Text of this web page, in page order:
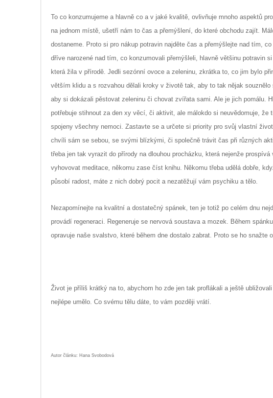
To co konzumujeme a hlavně co a v jaké kvalitě, ovlivňuje mnoho aspektů
na jednom místě, ušetří nám to čas a přemýšlení, do které obchodu zajít.
dostaneme. Proto si pro nákup potravin najděte čas a přemýšlejte nad tím,
dříve narozené nad tím, co konzumovali přemýšleli, hlavně většinu potravin
která žila v přírodě. Jedli sezónní ovoce a zeleninu, zkrátka to, co jim bylo
větším klidu a s rozvahou dělali kroky v životě tak, aby to tak nějak
aby si dokázali pěstovat zeleninu či chovat zvířata sami. Ale je jich pomálu.
potřebuje stihnout za den xy věcí, či aktivit, ale málokdo si neuvědomuje,
spojeny všechny nemoci. Zastavte se a určete si priority pro svůj vlastní
chvíli sám se sebou, se svými blízkými, či společně trávit čas při různých
třeba jen tak vyrazit do přírody na dlouhou procházku, která nejenže
vyhovovat meditace, někomu zase číst knihu. Někomu třeba udělá dobře,
působí radost, máte z nich dobrý pocit a nezatěžují vám psychiku a tělo.
Nezapomínejte na kvalitní a dostatečný spánek, ten je totiž po celém dnu
provádí regeneraci. Regeneruje se nervová soustava a mozek. Během
opravuje naše svalstvo, které během dne dostalo zabrat. Proto se ho snažte
Život je příliš krátký na to, abychom ho zde jen tak proflákali a ještě
nejlépe umělo. Co svému tělu dáte, to vám později vrátí.
Autor článku: Hana Svobodová